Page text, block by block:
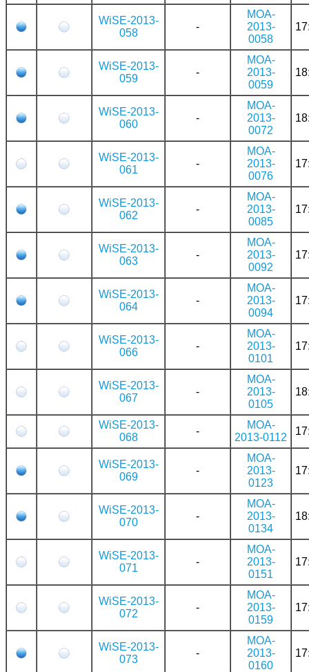
WiSE-2013-
058
-
MOA-
2013-
0058
WiSE-2013-
059
-
MOA-
2013-
0059
WiSE-2013-
060
-
MOA-
2013-
0072
WiSE-2013-
061
-
MOA-
2013-
0076
WiSE-2013-
062
-
MOA-
2013-
0085
WiSE-2013-
063
-
MOA-
2013-
0092
WiSE-2013-
064
-
MOA-
2013-
0094
WiSE-2013-
066
-
MOA-
2013-
0101
WiSE-2013-
067
-
MOA-
2013-
0105
WiSE-2013-
068
-
MOA-
2013-0112
WiSE-2013-
069
-
MOA-
2013-
0123
WiSE-2013-
070
-
MOA-
2013-
0134
WiSE-2013-
071
-
MOA-
2013-
0151
WiSE-2013-
072
-
MOA-
2013-
0159
WiSE-2013-
073
-
MOA-
2013-
0160